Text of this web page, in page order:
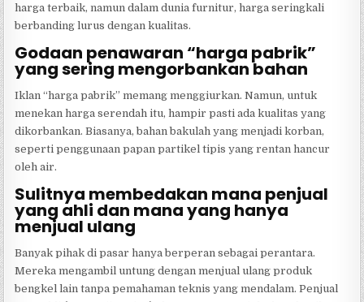
harga terbaik, namun dalam dunia furnitur, harga seringkali
berbanding lurus dengan kualitas.
Godaan penawaran “harga pabrik”
yang sering mengorbankan bahan
Iklan “harga pabrik” memang menggiurkan. Namun, untuk
menekan harga serendah itu, hampir pasti ada kualitas yang
dikorbankan. Biasanya, bahan bakulah yang menjadi korban,
seperti penggunaan papan partikel tipis yang rentan hancur
oleh air.
Sulitnya membedakan mana penjual
yang ahli dan mana yang hanya
menjual ulang
Banyak pihak di pasar hanya berperan sebagai perantara.
Mereka mengambil untung dengan menjual ulang produk
bengkel lain tanpa pemahaman teknis yang mendalam. Penjual